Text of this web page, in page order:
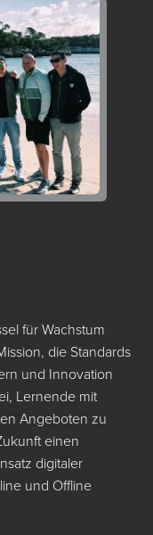
für Wachstum
die Standards
und Innovation
Lernende mit
Angeboten zu
einen
digitaler
und Offline